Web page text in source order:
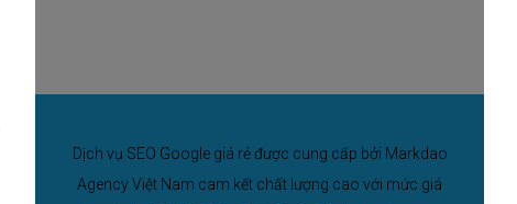
Dịch vụ SEO Google giá rẻ được cung cấp bởi Markdao
Agency Việt Nam cam kết chất lượng cao với mức giá